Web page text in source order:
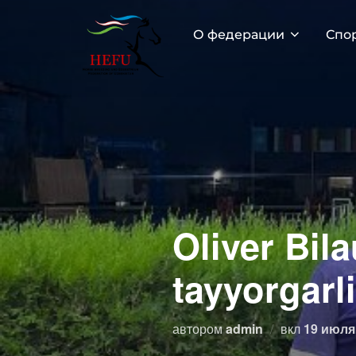
О федерации
Oliver
авторомadmin вкл 19